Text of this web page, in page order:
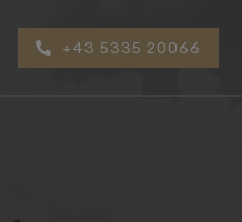
 +43 5335 20066